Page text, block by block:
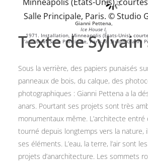
Gianni Pettena,
Ice House I,
1971. Installation, Minneapolis (États-Unis),
l’artiste et Salle Principale, Paris. © Studio Gianni
Texte de
Sous la verrière, des papiers punaisés
panneaux de bois, du calque, des
photographiques : Gianni Pettena a la
anars. Pourtant ses projets sont très
monumentaux même. L’architecte entré
tourné depuis longtemps vers la nature,
ses éléments. L’eau, la terre, l’air sont
projets d’anarchitecture. Les sommets